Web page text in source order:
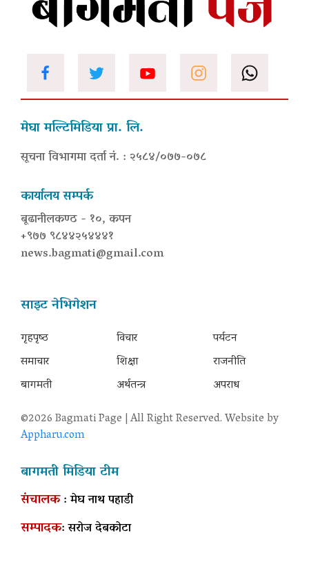
मेघा मल्टिमिडिया प्रा. लि.
सूचना विभागमा दर्ता नं. : २५८४/०७७-०७८
कार्यालय सम्पर्क
बूढानीलकण्ठ - १०, कपन
+९७७ ९८४४२५४४४१
news.bagmati@gmail.com
साइट नेभिगेशन
गृहपृष्‍ठ
समाचार
बागमती
विचार
शिक्षा
अर्थतन्त्र
पर्यटन
राजनीति
अपराध
©2026 Bagmati Page | All Right Reserved. Website by
Appharu.com
बागमती मिडिया टीम
संचालक: मेघ नाथ पहाडी
सम्पादक: सरोज देबकोटा